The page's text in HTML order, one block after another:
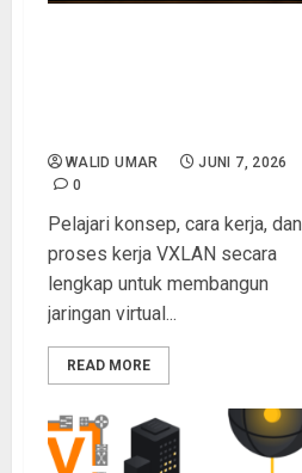
WALID UMAR
JUNI 7, 2026
0
Pelajari konsep, cara kerja, dan
proses kerja VXLAN secara
lengkap untuk membangun
jaringan virtual...
READ MORE